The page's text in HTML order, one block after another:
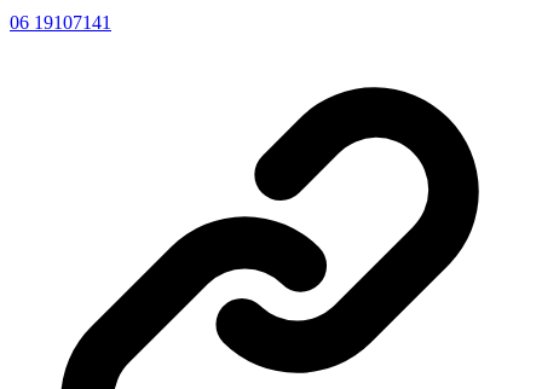
06 19107141